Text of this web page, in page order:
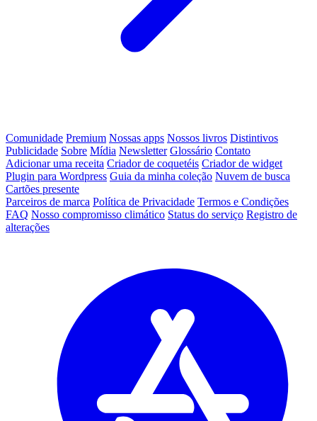
Comunidade Premium Nossas apps Nossos livros Distintivos
Publicidade Sobre Mídia Newsletter Glossário Contato
Adicionar uma receita Criador de coquetéis Criador de widget
Plugin para Wordpress Guia da minha coleção Nuvem de busca
Cartões presente
Parceiros de marca Política de Privacidade Termos e Condições
FAQ Nosso compromisso climático Status do serviço Registro de
alterações